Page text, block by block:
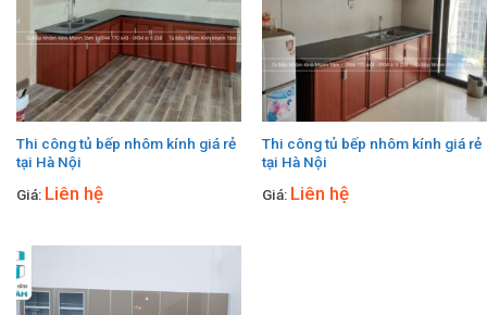
Thi công tủ bếp nhôm kính giá rẻ
tại Hà Nội
Giá: Liên hệ
Thi công tủ bếp nhôm kính giá rẻ
tại Hà Nội
Giá: Liên hệ